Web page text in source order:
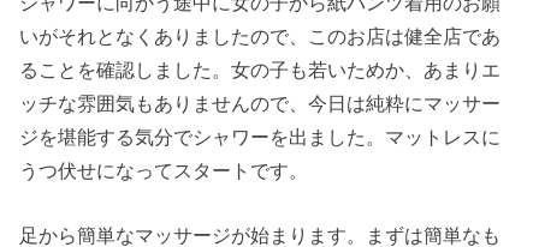
いがそれとなくありましたので、このお店は健全店であ
ることを確認しました。女の子も若いためか、あまりエ
ッチな雰囲気もありませんので、今日は純粋にマッサー
ジを堪能する気分でシャワーを出ました。マットレスに
うつ伏せになってスタートです。
足から簡単なマッサージが始まります。まずは簡単なも